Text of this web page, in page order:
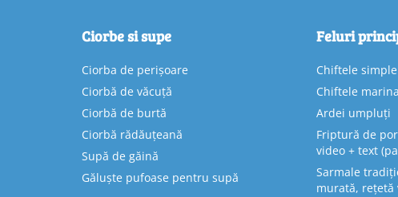
Ciorbe si supe
Ciorba de perișoare
Ciorbă de văcuță
Ciorbă de burtă
Ciorbă rădăuțeană
Supă de găină
Găluște pufoase pentru supă
Feluri
Chiftele simple
Chiftele
Ardei umpluți
Friptură de
video + text
Sarmale
murată, rețetă